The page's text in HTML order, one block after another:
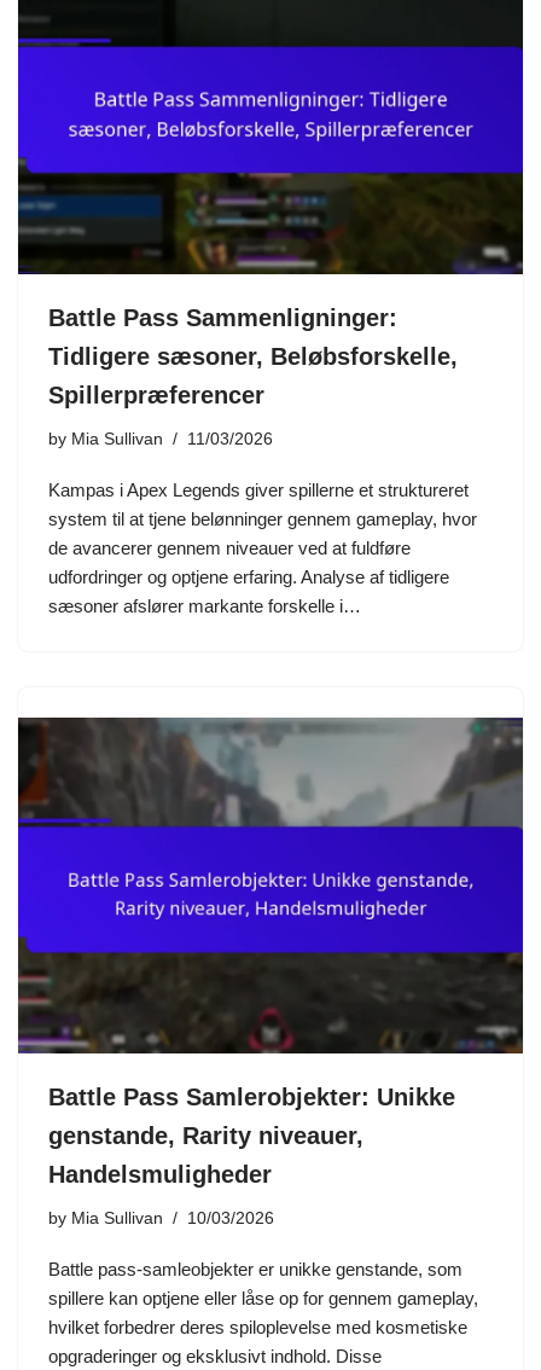
Battle Pass Sammenligninger:
Tidligere sæsoner, Beløbsforskelle,
Spillerpræferencer
by Mia Sullivan 11/03/2026
Kampas i Apex Legends giver spillerne et struktureret
system til at tjene belønninger gennem gameplay, hvor
de avancerer gennem niveauer ved at fuldføre
udfordringer og optjene erfaring. Analyse af tidligere
sæsoner afslører markante forskelle i…
Battle Pass Samlerobjekter: Unikke
genstande, Rarity niveauer,
Handelsmuligheder
by Mia Sullivan 10/03/2026
Battle pass-samleobjekter er unikke genstande, som
spillere kan optjene eller låse op for gennem gameplay,
hvilket forbedrer deres spiloplevelse med kosmetiske
opgraderinger og eksklusivt indhold. Disse